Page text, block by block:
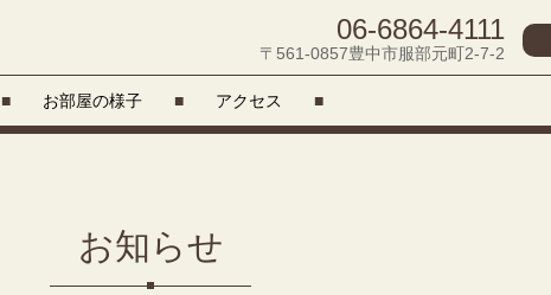
06-6864-4111
〒561-0857豊中市服部元町2-7-2
■ お部屋の様子 ■ アクセス ■
お知らせ